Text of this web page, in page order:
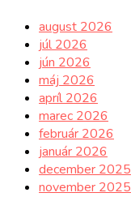
august 2026
júl 2026
jún 2026
máj 2026
apríl 2026
marec 2026
február 2026
január 2026
december 2025
november 2025